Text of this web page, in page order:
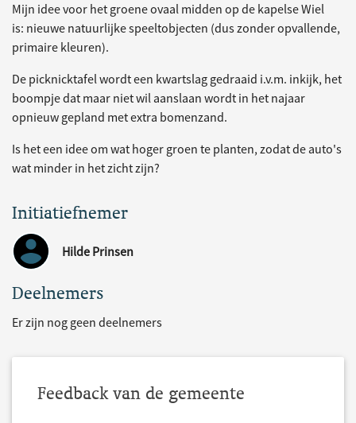
Mijn idee voor het groene ovaal midden op de kapelse Wiel
is: nieuwe natuurlijke speeltobjecten (dus zonder opvallende,
primaire kleuren).
De picknicktafel wordt een kwartslag gedraaid i.v.m. inkijk, het
boompje dat maar niet wil aanslaan wordt in het najaar
opnieuw gepland met extra bomenzand.
Is het een idee om wat hoger groen te planten, zodat de auto's
wat minder in het zicht zijn?
Initiatiefnemer
Hilde Prinsen
Deelnemers
Er zijn nog geen deelnemers
Feedback van de gemeente